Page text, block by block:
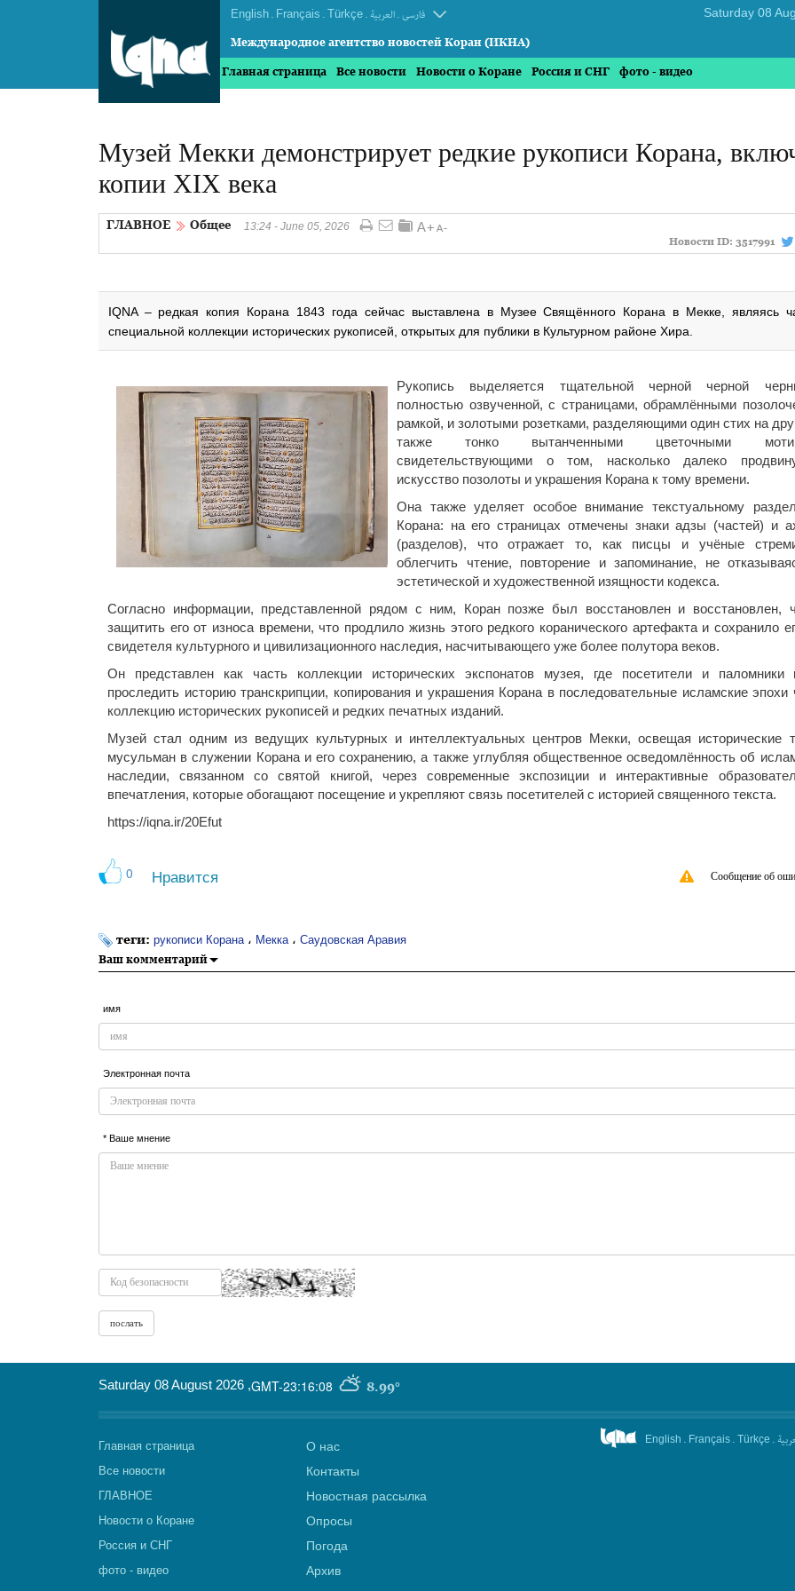
English . Français . Türkçe . العربیة . فارسی
Международное агентство новостей Коран (ИКНА)
Главная страница Все новости Новости о Коране Россия и СНГ фото - видео
Музей Мекки демонстрирует редкие рукописи Корана,
копии XIX века
ГЛАВНОЕ Общее
13:24 - June 05, 2026
Новости ID: 3517991
IQNA – редкая копия Корана 1843 года сейчас выставлена в Музее Свящённого Корана в Мекке, являясь
специальной коллекции исторических рукописей, открытых для публики в Культурном районе Хира.
Рукопись выделяется тщательной черной черной
полностью озвученной, с страницами, обрамлёнными
рамкой, и золотыми розетками, разделяющими один стих на
также тонко вытанченными цветочными
свидетельствующими о том, насколько далеко
искусство позолоты и украшения Корана к тому времени.
Она также уделяет особое внимание текстуальному
Корана: на его страницах отмечены знаки адзы (частей) и
(разделов), что отражает то, как писцы и учёные
облегчить чтение, повторение и запоминание, не
эстетической и художественной изящности кодекса.
Согласно информации, представленной рядом с ним, Коран позже был восстановлен и восстановлен,
защитить его от износа времени, что продлило жизнь этого редкого коранического артефакта и сохранило
свидетеля культурного и цивилизационного наследия, насчитывающего уже более полутора веков.
Он представлен как часть коллекции исторических экспонатов музея, где посетители и паломники
проследить историю транскрипции, копирования и украшения Корана в последовательные исламские эпохи
коллекцию исторических рукописей и редких печатных изданий.
Музей стал одним из ведущих культурных и интеллектуальных центров Мекки, освещая исторические
мусульман в служении Корана и его сохранению, а также углубляя общественное осведомлённость об
наследии, связанном со святой книгой, через современные экспозиции и интерактивные
впечатления, которые обогащают посещение и укрепляют связь посетителей с историей священного текста.
https://iqna.ir/20Efut
0 Нравится Сообщение об
теги: рукописи Корана ، Мекка ، Саудовская Аравия
Ваш комментарий
имя
Электронная почта
* Ваше мнение
GMT-23:16:08 8.99°
Saturday 08 August 2026 ,
Главная страница
Все новости
ГЛАВНОЕ
Новости о Коране
Россия и СНГ
фото - видео
О нас
Контакты
Новостная рассылка
Опросы
Погода
Архив
English . Français . Türkçe .